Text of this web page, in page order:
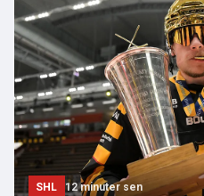
SHL 12 minuter sen